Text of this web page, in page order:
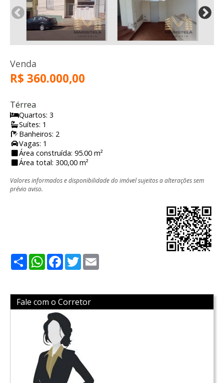
Venda
R$ 360.000,00
Térrea
Quartos: 3
Suítes: 1
Banheiros: 2
Vagas: 1
Área construída: 95.00 m²
Área total: 300,00 m²
Valores informados e disponibilidade do imóvel sujeitos a alterações sem
prévio aviso.
ShareWhatsApp
Facebook
Twitter
Fale com o Corretor